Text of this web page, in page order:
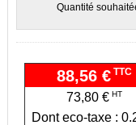
Quantité
88,56 €TTC
73,80 €HT
Dont eco-taxe :